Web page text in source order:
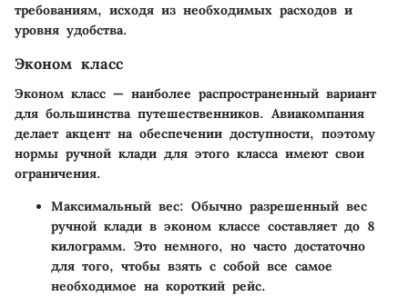
требованиям, исходя из необходимых расходов и
уровня удобства.
Эконом класс
Эконом класс — наиболее распространенный вариант
для большинства путешественников. Авиакомпания
делает акцент на обеспечении доступности, поэтому
нормы ручной клади для этого класса имеют свои
ограничения.
Максимальный вес: Обычно разрешенный вес
ручной клади в эконом классе составляет до 8
килограмм. Это немного, но часто достаточно
для того, чтобы взять с собой все самое
необходимое на короткий рейс.